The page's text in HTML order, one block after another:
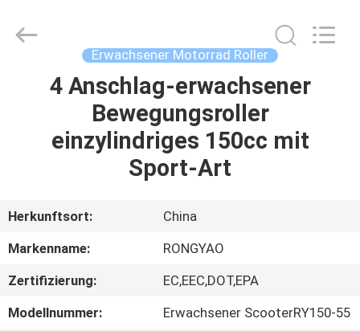
HAUS
PRODUKTE
UNS
AUSFLUG
Co.,Ltd.
Erwachsener Motorrad Roller
4 Anschlag-erwachsener
Bewegungsroller
einzylindriges 150cc mit
Sport-Art
Herkunftsort:
China
Markenname:
RONGYAO
Zertifizierung:
EC,EEC,DOT,EPA
Modellnummer:
Erwachsener ScooterRY150-55